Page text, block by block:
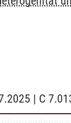
| C